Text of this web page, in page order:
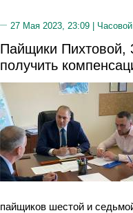
27 Мая 2023, 23:09 |
Пайщики Пихтовой,
получить
пайщиков шестой и